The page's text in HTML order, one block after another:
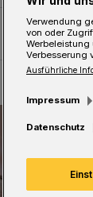
Eine Minute
Verwendung
von oder
Werbeleistung
Verbesserung
Ausführliche
Impressum
Datenschutz